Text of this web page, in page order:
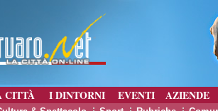
CITTÀ I DINTORNI EVENTI AZIENDE